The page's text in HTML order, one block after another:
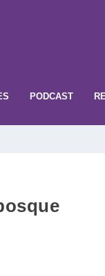
PODCAST